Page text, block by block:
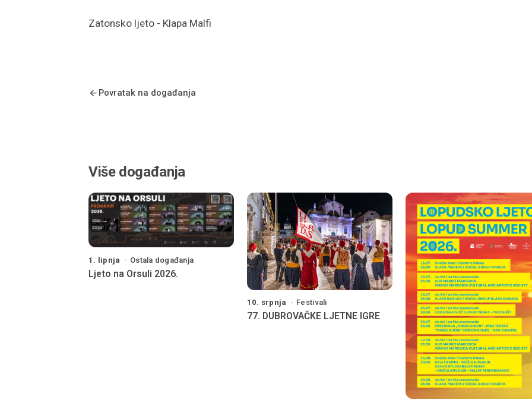
Zatonsko ljeto - Klapa Malfi
Povratak na događanja
Više događanja
1. lipnja Ostala događanja
Ljeto na Orsuli 2026.
10. srpnja Festivali
77. DUBROVAČKE LJETNE IGRE